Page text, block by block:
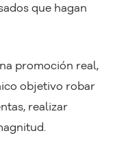
que hagan
promoción real,
objetivo robar
realizar